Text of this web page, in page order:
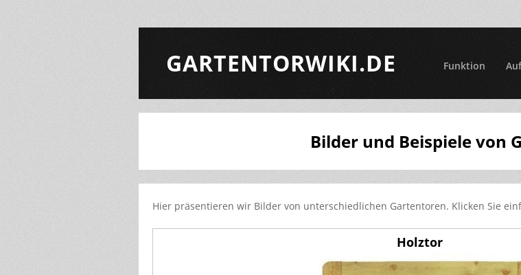
GARTENTORWIKI.DE Funktion
Bilder und Beispiele von
Hier präsentieren wir Bilder von unterschiedlichen Gartentoren. Klicken Sie
Holztor